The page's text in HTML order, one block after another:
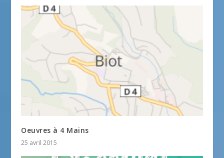
Oeuvres à 4 Mains
25 avril 2015